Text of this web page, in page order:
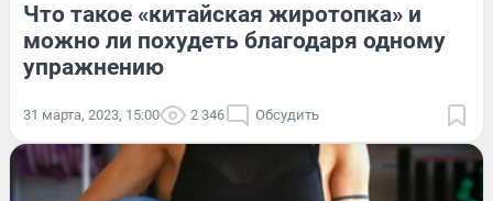
Что такое «китайская жиротопка» и
можно ли похудеть благодаря одному
упражнению
31 марта, 2023, 15:00 2 346 Обсудить